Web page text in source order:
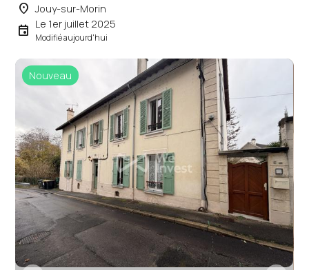
place Jouy-sur-Morin
event Le 1er juillet 2025
Modifié aujourd'hui
Nouveau